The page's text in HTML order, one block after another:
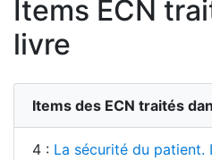
Items ECN
livre
Items des ECN traités
4 : La sécurité du patient.